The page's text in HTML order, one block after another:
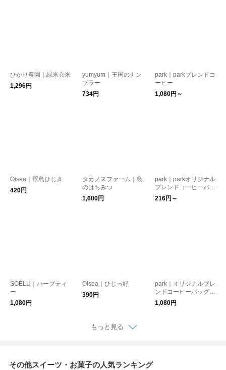
ひかり農園｜緑米玄米
1,296円
yumyum｜王国のナン
プラー
734円
park｜parkブレンドコ
ーヒー
1,080円～
Oisea｜浮島ひじき
420円
タカノスファーム｜島
のはちみつ
1,600円
park｜parkオリジナル
ブレンドコーヒーバッ
グ
216円～
SOÉLU｜ハーブティ
ー
1,080円
Oisea｜ひじっ好
390円
park｜オリジナルブレ
ンドコーヒーバッグ5
個セット [クリックポ
スト便]
1,080円
もっと見る
その他スイーツ・お菓子の人気ランキング